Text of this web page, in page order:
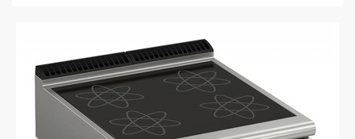
FORNI
PROFESSIONALI
LINEA